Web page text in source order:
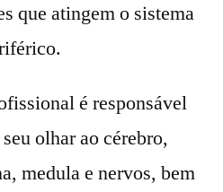
que atingem o sistema
é responsável
olhar ao cérebro,
medula e nervos, bem